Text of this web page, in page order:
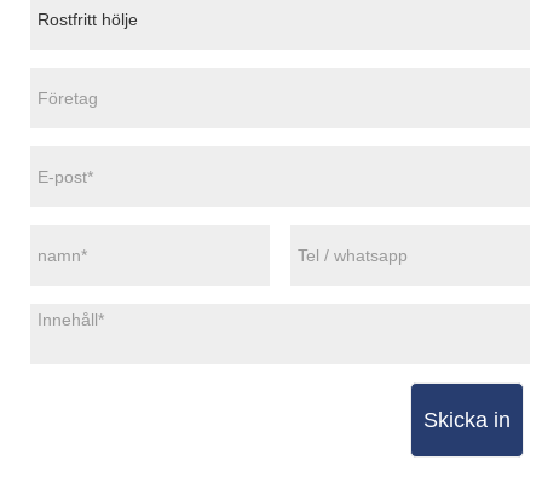
Skicka in